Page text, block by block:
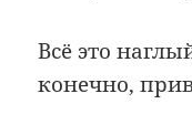
Всё это
конечно,